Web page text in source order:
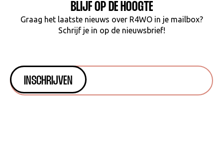
BLIJF OP DE HOOGTE
Graag het laatste nieuws over R4WO in je mailbox?
Schrijf je in op de nieuwsbrief!